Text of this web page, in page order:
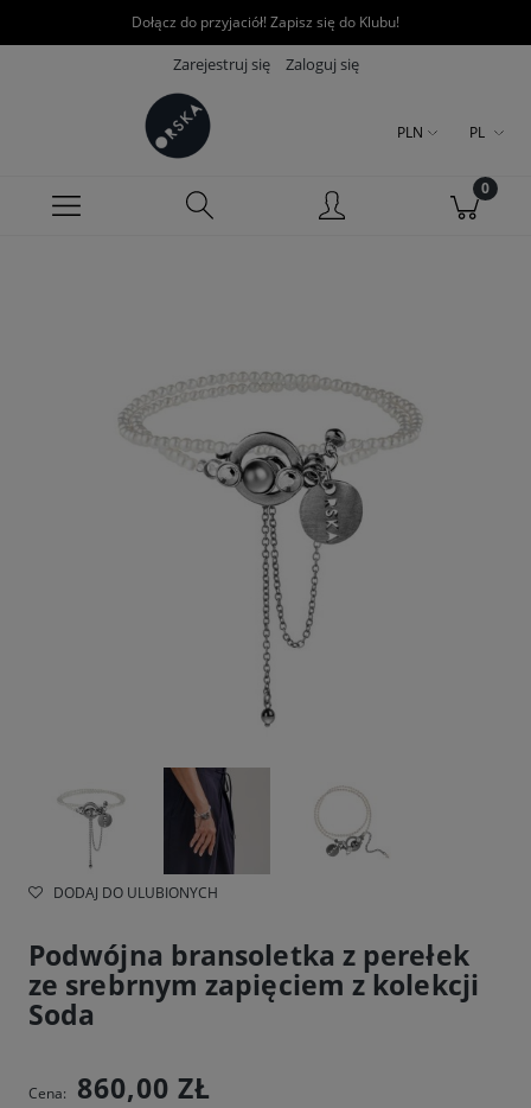
Dołącz do przyjaciół! Zapisz się do Klubu!
Zarejestruj się Zaloguj się
PLN PL
DODAJ DO ULUBIONYCH
Podwójna bransoletka z perełek
ze srebrnym zapięciem z kolekcji
Soda
Cena: 860,00 ZŁ